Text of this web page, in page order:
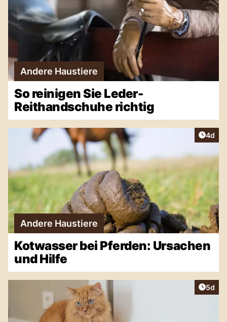
Andere Haustiere
So reinigen Sie Leder-
Reithandschuhe richtig
4d
Andere Haustiere
Kotwasser bei Pferden: Ursachen
und Hilfe
5d